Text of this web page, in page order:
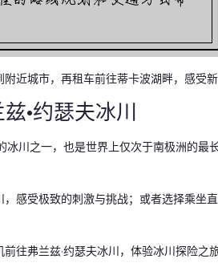
近城市，再租车前往蒂卡波湖畔，感受
·约瑟夫冰川
冰川之一，也是世界上仅次于南极洲的
感受极致的刺激与挑战；或者选择乘坐
往弗兰兹·约瑟夫冰川，体验冰川探险之